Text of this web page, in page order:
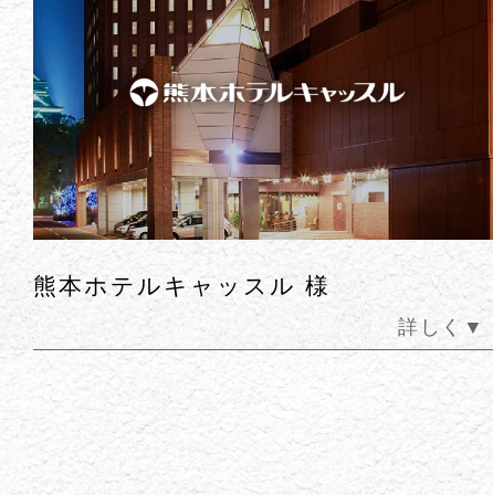
▼
熊本中央カントリークラブ 様
詳し